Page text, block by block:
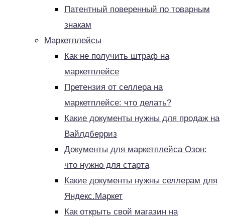
Патентный поверенный по товарным
знакам
Маркетплейсы
Как не получить штраф на
маркетплейсе
Претензия от селлера на
маркетплейсе: что делать?
Какие документы нужны для продаж на
Вайлдберриз
Документы для маркетплейса Озон:
что нужно для старта
Какие документы нужны селлерам для
Яндекс.Маркет
Как открыть свой магазин на